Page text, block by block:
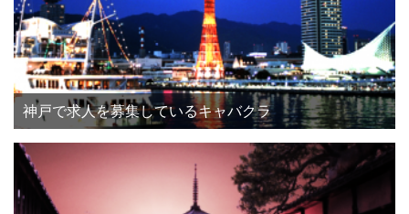
神戸で求人を募集しているキャバクラ